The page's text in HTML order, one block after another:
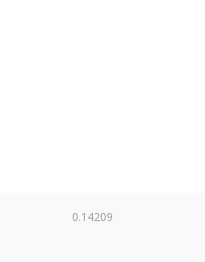
0.14209